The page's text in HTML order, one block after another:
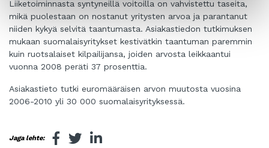
Liiketoiminnasta syntyneillä voitoilla on vahvistettu taseita,
mikä puolestaan on nostanut yritysten arvoa ja parantanut
niiden kykyä selvitä taantumasta. Asiakastiedon tutkimuksen
mukaan suomalaisyritykset kestivätkin taantuman paremmin
kuin ruotsalaiset kilpailijansa, joiden arvosta leikkaantui
vuonna 2008 peräti 37 prosenttia.
Asiakastieto tutki euromääräisen arvon muutosta vuosina
2006-2010 yli 30 000 suomalaisyrityksessä.
Jaga lehte: